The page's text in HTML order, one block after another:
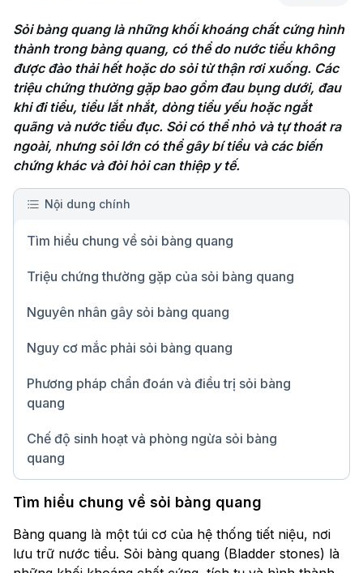
Sỏi bàng quang là những khối khoáng chất cứng hình
thành trong bàng quang, có thể do nước tiểu không
được đào thải hết hoặc do sỏi từ thận rơi xuống. Các
triệu chứng thường gặp bao gồm đau bụng dưới, đau
khi đi tiểu, tiểu lắt nhắt, dòng tiểu yếu hoặc ngắt
quãng và nước tiểu đục. Sỏi có thể nhỏ và tự thoát ra
ngoài, nhưng sỏi lớn có thể gây bí tiểu và các biến
chứng khác và đòi hỏi can thiệp y tế.
Nội dung chính
Tìm hiểu chung về sỏi bàng quang
Triệu chứng thường gặp của sỏi bàng quang
Nguyên nhân gây sỏi bàng quang
Nguy cơ mắc phải sỏi bàng quang
Phương pháp chẩn đoán và điều trị sỏi bàng
quang
Chế độ sinh hoạt và phòng ngừa sỏi bàng
quang
Tìm hiểu chung về sỏi bàng quang
Bàng quang là một túi cơ của hệ thống tiết niệu, nơi
lưu trữ nước tiểu. Sỏi bàng quang (Bladder stones) là